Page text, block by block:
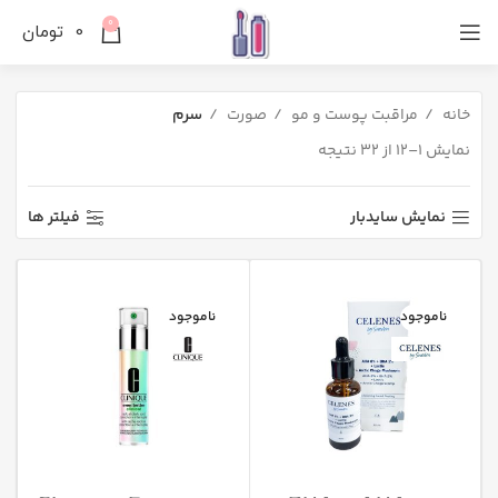
0
0 تومان
خانه مراقبت پوست و مو صورت
سرم
نمایش 1–12 از 32 نتیجه
نمایش سایدبار فیلتر ها
ناموجود ناموجود